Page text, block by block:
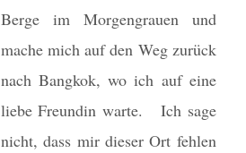
Berge im Morgengrauen und
mache mich auf den Weg zurück
nach Bangkok, wo ich auf eine
liebe Freundin warte. Ich sage
nicht, dass mir dieser Ort fehlen